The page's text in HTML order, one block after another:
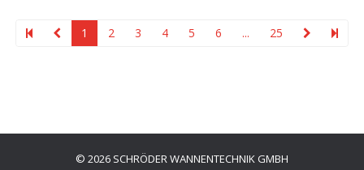
1 2 3 4 5 6 ... 25
© 2026 SCHRÖDER WANNENTECHNIK GMBH